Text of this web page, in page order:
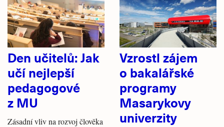
Den učitelů: Jak
učí nejlepší
pedagogové
z MU
Zásadní vliv na rozvoj člověka
Vzrostl zájem
o bakalářské
programy
Masarykovy
univerzity